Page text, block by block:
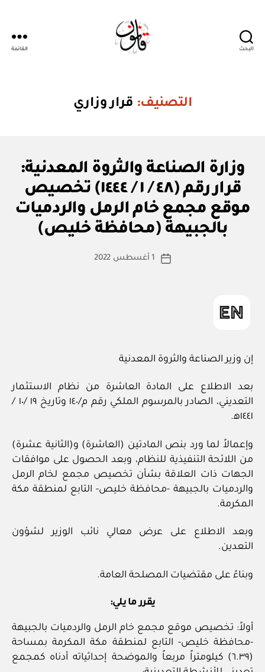
البحث القائمة
التصنيف: قرار وزاري
التصنيفات
زا
وزارة الصناعة والثروة المعدنية:
قرار رقم (٤٨ / ١ / ١٤٤٤) تخصيص
موقع مجمع خام الرمل والردميات
بالجبيهة (محافظة خليص)
كاتب
بو
ا
س
ة
تاريخ
1 أغسطس 2022
إن وزير الصناعة والثروة المعدنية
بعد الاطلاع على المادة العاشرة من نظام الاستثمار
التعديني، الصادر بالمرسوم الملكي رقم م/١٤٠ وتاريخ ١٩ /١٠ /
١٤٤١ﻫ.
وإعمالاً لما ورد بنص المادتين (العاشرة) و(الثانية عشرة)
من اللائحة التنفيذية للنظام، وبعد الحصول على موافقات
الجهات ذات العلاقة بشأن تخصيص مجمع لخام الرمل
والردميات بالجبيهة -محافظة خليص- التابع لمنطقة مكة
المكرمة.
وبعد الاطلاع على عرض معالي نائب الوزير لشؤون
التعدين.
وبناءً على مقتضيات المصلحة العامة.
يقرر ما يلي:
أولاً: تخصيص موقع مجمع خام الرمل والردميات بالجبيهة
-محافظة خليص- التابع لمنطقة مكة المكرمة بمساحة
(٦.٣٩) كيلومتراً مربعاً والموضحة إحداثياته أدناه كمجمع